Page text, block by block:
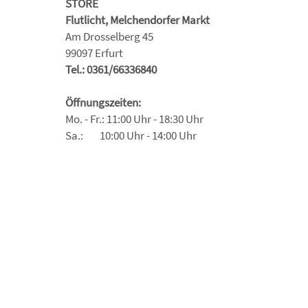
STORE
Flutlicht, Melchendorfer Markt
Am Drosselberg 45
99097 Erfurt
Tel.: 0361/66336840
Öffnungszeiten:
Mo. - Fr.: 11:00 Uhr - 18:30 Uhr
Sa.: 10:00 Uhr - 14:00 Uhr